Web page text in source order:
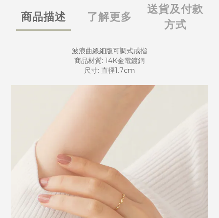
商品描述 了解更多
送貨及付款
方式
波浪曲線細版可調式戒指
商品材質: 14K金電鍍銅
尺寸: 直徑1.7cm